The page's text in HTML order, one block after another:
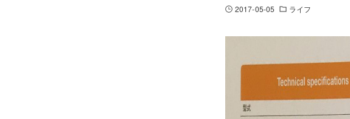
2017-05-05 ライフ